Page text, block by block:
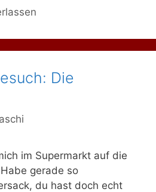
Die
im Supermarkt auf die
gerade so
du hast doch echt